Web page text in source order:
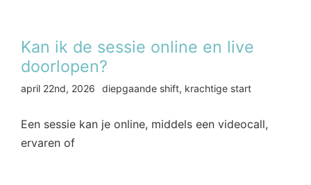
OVER DAVINA
Kan ik de sessie online en live
doorlopen?
april 22nd, 2026 diepgaande shift, krachtige start
Een sessie kan je online, middels een videocall,
ervaren of